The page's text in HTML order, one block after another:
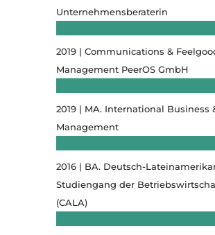
Unternehmensberaterin
2019 | Communications &
Management PeerOS GmbH
2019 | MA. International Business
Management
2016 | BA. Deutsch-
Studiengang der
(CALA)